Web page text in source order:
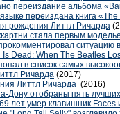
переиздание альбома
переиздана книга
рождения Литтл Ричарда
стала первым
ситуацию
Is Dead: When The Beatles
в список самых
Ричарда (2017)
Литтл Ричарда (2016)
Дону отобраны пять
лет умер клавишник